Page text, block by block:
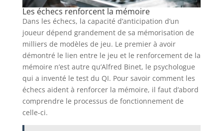
Les échecs renforcent la mémoire
Dans les échecs, la capacité d’anticipation d’un
joueur dépend grandement de sa mémorisation de
milliers de modèles de jeu. Le premier à avoir
démontré le lien entre le jeu et le renforcement de la
mémoire n’est autre qu’Alfred Binet, le psychologue
qui a inventé le test du QI. Pour savoir comment les
échecs aident à renforcer la mémoire, il faut d’abord
comprendre le processus de fonctionnement de
celle-ci.